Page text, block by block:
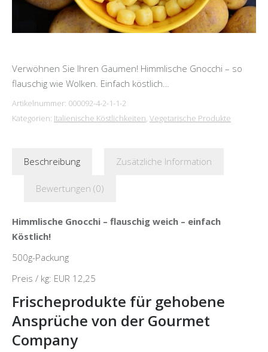
Verwöhnen Sie Ihren Gaumen! Himmlische Gnocchi – so
flauschig wie Wolken. Einfach köstlich…
Artikelnummer: 000092-4-2-1-1-2
Kategorien: Italienische Köstlichkeiten, Vegetarische Produkte
Beschreibung Zusätzliche Information
Bewertungen (0)
Himmlische Gnocchi – flauschig weich – einfach
Köstlich!
500g-Packung
Preis / kg: EUR 12,25
Frischeprodukte für gehobene
Ansprüche von der Gourmet
Company